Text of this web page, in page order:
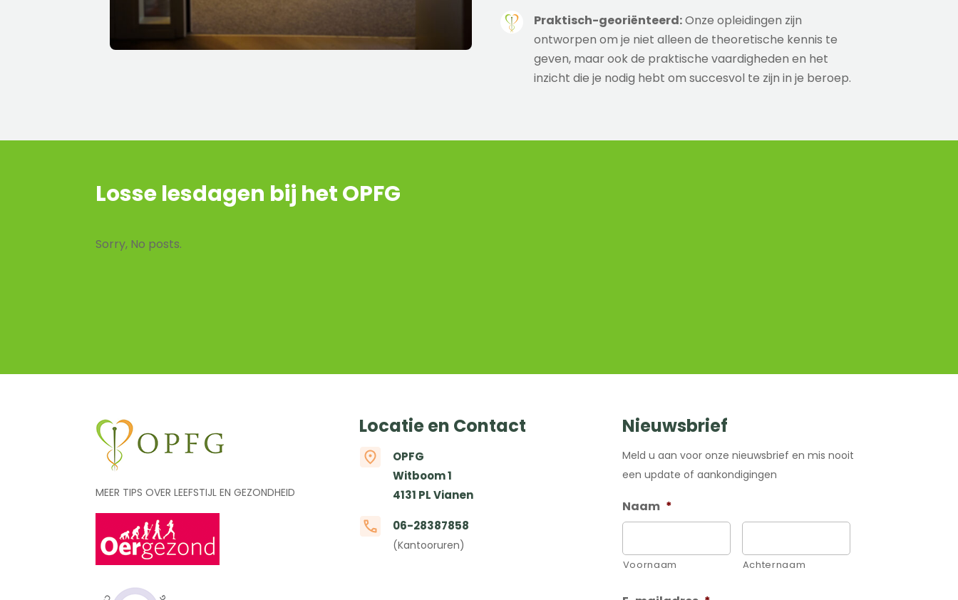
Praktisch-georiënteerd:Onze opleidingen zijn
ontworpen om je niet alleen de theoretische kennis te
geven, maar ook de praktische vaardigheden en het
inzicht die je nodig hebt om succesvol te zijn in je beroep.
Losse lesdagen bij het OPFG
Sorry, No posts.
MEER TIPS OVER LEEFSTIJL EN GEZONDHEID
Locatie en Contact
OPFG
Witboom 1
4131 PL Vianen
06-28387858
(Kantooruren)
Nieuwsbrief
Meld u aan voor onze nieuwsbrief en mis nooit
een update of aankondigingen
Naam *
Voornaam Achternaam